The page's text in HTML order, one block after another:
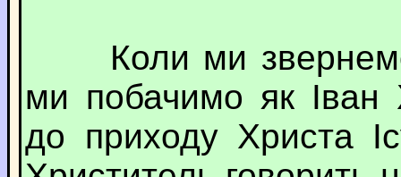
Коли ми
ми побачимо як Іван
до приходу Христа